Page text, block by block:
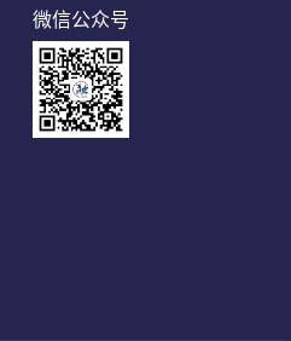
微信公众号